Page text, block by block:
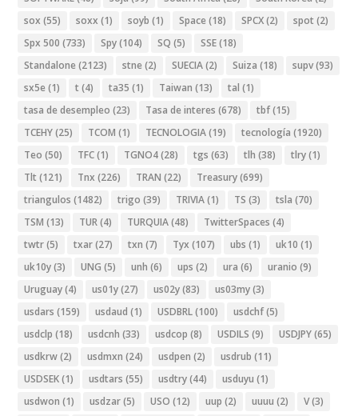
sox (55) soxx (1) soyb (1) Space (18) SPCX(2) spot (2)
Spx 500 (733) Spy(104) SQ (5) SSE(18)
Standalone (2123) stne (2) SUECIA(2) Suiza (18) supv(93)
sx5e (1) t (4) ta35 (1) Taiwan (13) tal (1)
tasa de desempleo (23) Tasa de interes (678) tbf(15)
TCEHY(25) TCOM (1) TECNOLOGIA(19) tecnología (1920)
Teo (50) TFC(1) TGNO4(28) tgs (63) tlh (38) tlry(1)
Tlt (121) Tnx (226) TRAN (22) Treasury(699)
triangulos (1482) trigo (39) TRIVIA(1) TS (3) tsla (70)
TSM (13) TUR(4) TURQUIA(48) TwitterSpaces (4)
twtr(5) txar(27) txn (7) Tyx (107) ubs (1) uk10 (1)
uk10y(3) UNG (5) unh (6) ups (2) ura (6) uranio (9)
Uruguay(4) us01y(27) us02y(83) us03my(3)
usdars (159) usdaud (1) USDBRL(100) usdchf(5)
usdclp (18) usdcnh (33) usdcop (8) USDILS (9) USDJPY(65)
usdkrw(2) usdmxn (24) usdpen (2) usdrub (11)
USDSEK(1) usdtars (55) usdtry(44) usduyu (1)
usdwon (1) usdzar(5) USO (12) uup (2) uuuu (2) V(3)